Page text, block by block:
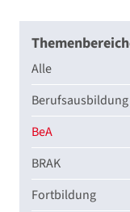
Alle
Berufsausbildung
BeA
BRAK
Fortbildung